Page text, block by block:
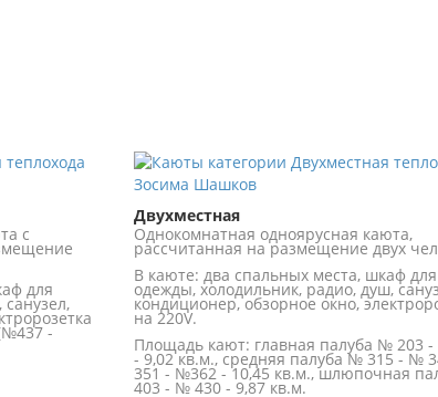
с
для
-
Двухместная
Однокомнатная одноярусная каюта,
рассчитанная на размещение двух
В каюте: два спальных места, шкаф для
одежды, холодильник, радио, душ,
кондиционер, обзорное окно,
на 220V.
Площадь кают: главная палуба № 203
- 9,02 кв.м., средняя палуба № 315 - №
351 - №362 - 10,45 кв.м., шлюпочная
403 - № 430 - 9,87 кв.м.